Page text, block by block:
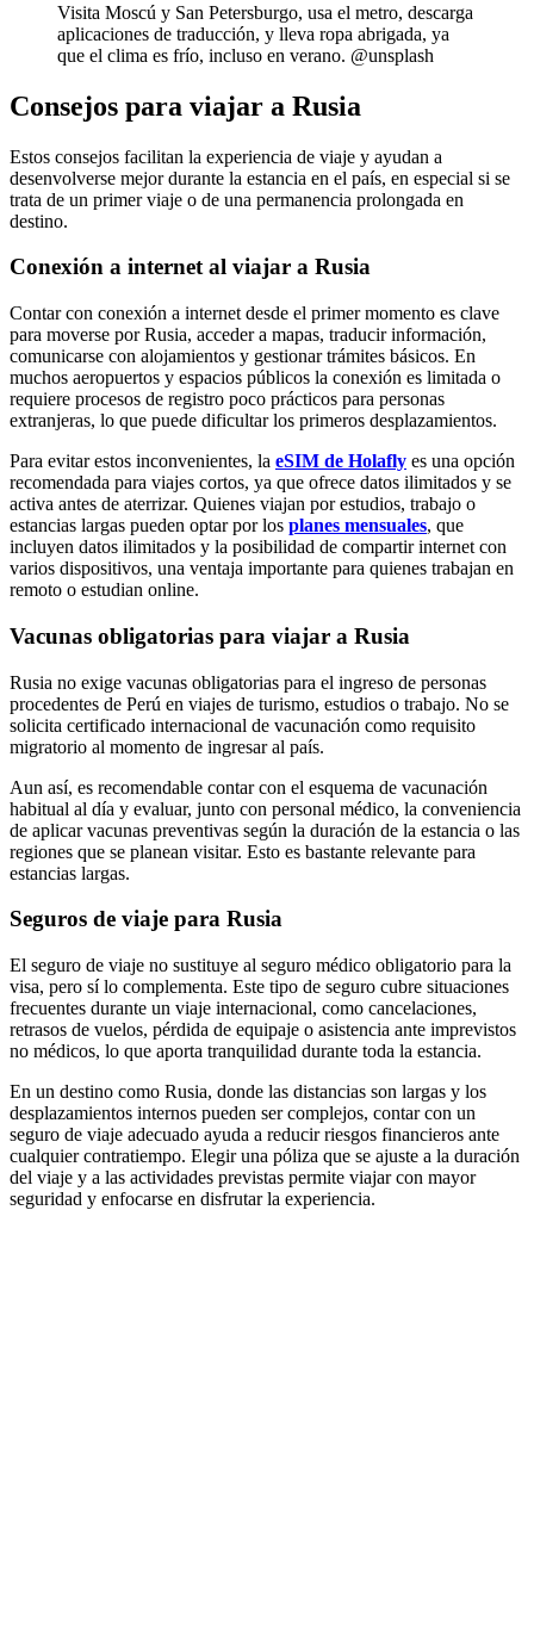
Visita Moscú y San Petersburgo, usa el metro, descarga
aplicaciones de traducción, y lleva ropa abrigada, ya
que el clima es frío, incluso en verano. @unsplash
Consejos para viajar a Rusia
Estos consejos facilitan la experiencia de viaje y ayudan a
desenvolverse mejor durante la estancia en el país, en especial si se
trata de un primer viaje o de una permanencia prolongada en
destino.
Conexión a internet al viajar a Rusia
Contar con conexión a internet desde el primer momento es clave
para moverse por Rusia, acceder a mapas, traducir información,
comunicarse con alojamientos y gestionar trámites básicos. En
muchos aeropuertos y espacios públicos la conexión es limitada o
requiere procesos de registro poco prácticos para personas
extranjeras, lo que puede dificultar los primeros desplazamientos.
Para evitar estos inconvenientes, la eSIM de Holafly es una opción
recomendada para viajes cortos, ya que ofrece datos ilimitados y se
activa antes de aterrizar. Quienes viajan por estudios, trabajo o
estancias largas pueden optar por los planes mensuales, que
incluyen datos ilimitados y la posibilidad de compartir internet con
varios dispositivos, una ventaja importante para quienes trabajan en
remoto o estudian online.
Vacunas obligatorias para viajar a Rusia
Rusia no exige vacunas obligatorias para el ingreso de personas
procedentes de Perú en viajes de turismo, estudios o trabajo. No se
solicita certificado internacional de vacunación como requisito
migratorio al momento de ingresar al país.
Aun así, es recomendable contar con el esquema de vacunación
habitual al día y evaluar, junto con personal médico, la conveniencia
de aplicar vacunas preventivas según la duración de la estancia o las
regiones que se planean visitar. Esto es bastante relevante para
estancias largas.
Seguros de viaje para Rusia
El seguro de viaje no sustituye al seguro médico obligatorio para la
visa, pero sí lo complementa. Este tipo de seguro cubre situaciones
frecuentes durante un viaje internacional, como cancelaciones,
retrasos de vuelos, pérdida de equipaje o asistencia ante imprevistos
no médicos, lo que aporta tranquilidad durante toda la estancia.
En un destino como Rusia, donde las distancias son largas y los
desplazamientos internos pueden ser complejos, contar con un
seguro de viaje adecuado ayuda a reducir riesgos financieros ante
cualquier contratiempo. Elegir una póliza que se ajuste a la duración
del viaje y a las actividades previstas permite viajar con mayor
seguridad y enfocarse en disfrutar la experiencia.